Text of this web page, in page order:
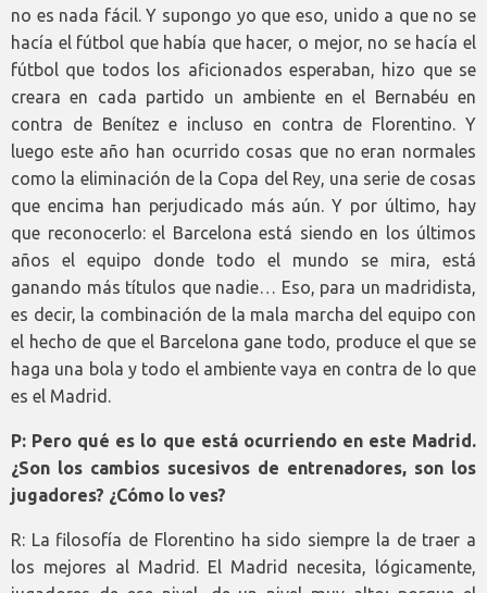
no es nada fácil. Y supongo yo que eso, unido a que no se
hacía el fútbol que había que hacer, o mejor, no se hacía el
fútbol que todos los aficionados esperaban, hizo que se
creara en cada partido un ambiente en el Bernabéu en
contra de Benítez e incluso en contra de Florentino. Y
luego este año han ocurrido cosas que no eran normales
como la eliminación de la Copa del Rey, una serie de cosas
que encima han perjudicado más aún. Y por último, hay
que reconocerlo: el Barcelona está siendo en los últimos
años el equipo donde todo el mundo se mira, está
ganando más títulos que nadie… Eso, para un madridista,
es decir, la combinación de la mala marcha del equipo con
el hecho de que el Barcelona gane todo, produce el que se
haga una bola y todo el ambiente vaya en contra de lo que
es el Madrid.
P: Pero qué es lo que está ocurriendo en este Madrid.
¿Son los cambios sucesivos de entrenadores, son los
jugadores? ¿Cómo lo ves?
R: La filosofía de Florentino ha sido siempre la de traer a
los mejores al Madrid. El Madrid necesita, lógicamente,